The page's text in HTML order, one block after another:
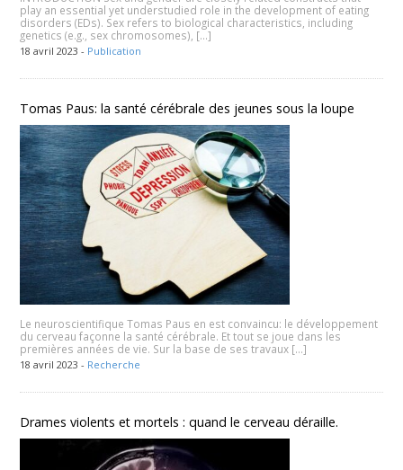
play an essential yet understudied role in the development of eating
disorders (EDs). Sex refers to biological characteristics, including
genetics (e.g., sex chromosomes), […]
18 avril 2023 - Publication
Tomas Paus: la santé cérébrale des jeunes sous la loupe
Le neuroscientifique Tomas Paus en est convaincu: le développement
du cerveau façonne la santé cérébrale. Et tout se joue dans les
premières années de vie. Sur la base de ses travaux […]
18 avril 2023 - Recherche
Drames violents et mortels : quand le cerveau déraille.